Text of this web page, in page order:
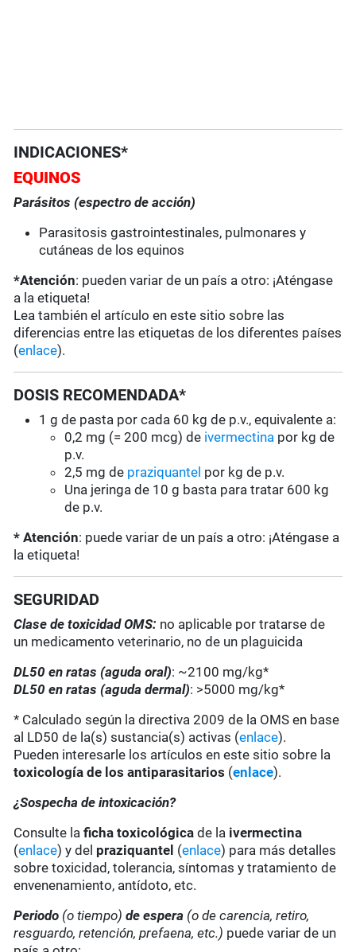
INDICACIONES*
EQUINOS
Parásitos (espectro de acción)
Parasitosis gastrointestinales, pulmonares y
cutáneas de los equinos
*Atención: pueden variar de un país a otro: ¡Aténgase
a la etiqueta!
Lea también el artículo en este sitio sobre las
diferencias entre las etiquetas de los diferentes países
(enlace).
DOSIS RECOMENDADA*
1 g de pasta por cada 60 kg de p.v., equivalente a:
0,2 mg (= 200 mcg) de ivermectina por kg de
p.v.
2,5 mg de praziquantel por kg de p.v.
Una jeringa de 10 g basta para tratar 600 kg
de p.v.
* Atención: puede variar de un país a otro: ¡Aténgase a
la etiqueta!
SEGURIDAD
Clase de toxicidad OMS: no aplicable por tratarse de
un medicamento veterinario, no de un plaguicida
DL50 en ratas (aguda oral): ~2100 mg/kg*
DL50 en ratas (aguda dermal): >5000 mg/kg*
* Calculado según la directiva 2009 de la OMS en base
al LD50 de la(s) sustancia(s) activas (enlace).
Pueden interesarle los artículos en este sitio sobre la
toxicología de los antiparasitarios (enlace).
¿Sospecha de intoxicación?
Consulte laficha toxicológica de la ivermectina
(enlace) y del praziquantel (enlace) para más detalles
sobre toxicidad, tolerancia, síntomas y tratamiento de
envenenamiento, antídoto, etc.
Periodo (o tiempo) de espera (o de carencia, retiro,
resguardo, retención, prefaena, etc.) puede variar de un